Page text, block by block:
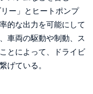
ー」とヒートポンプ
的な出力を可能にして
車両の駆動や制動、ス
とによって、ドライビ
げている。